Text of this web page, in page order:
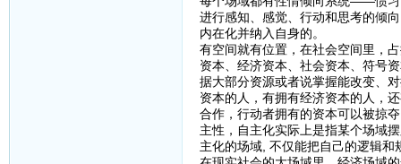
进行感知、感觉、行动和思考的倾
内在化并纳入自身的。
有空间就有位置，在社会空间里，
资本、经济资本、社会资本、符号
据大部分资源或者说掌握能改变、
资本的人，有拥有经济资本的人，
合作，行动者拥有的资本可以被掠
主性，自主化实际上是指某个场域
主化的场域, 不仅能把自己的逻辑